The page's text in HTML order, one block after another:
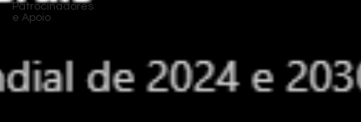
Patrocinadores
e Apoio